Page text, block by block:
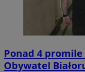
Ponad 4
Obywatel